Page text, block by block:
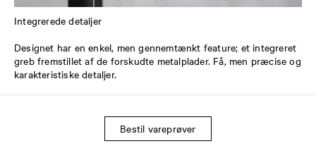
Integrerede detaljer
Designet har en enkel, men gennemtænkt feature; et integreret
greb fremstillet af de forskudte metalplader. Få, men præcise og
karakteristiske detaljer.
Bestil vareprøver